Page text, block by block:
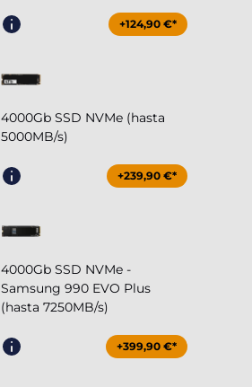
+124,90 €*
4000Gb SSD NVMe (hasta
5000MB/s)
+239,90 €*
4000Gb SSD NVMe -
Samsung 990 EVO Plus
(hasta 7250MB/s)
+399,90 €*